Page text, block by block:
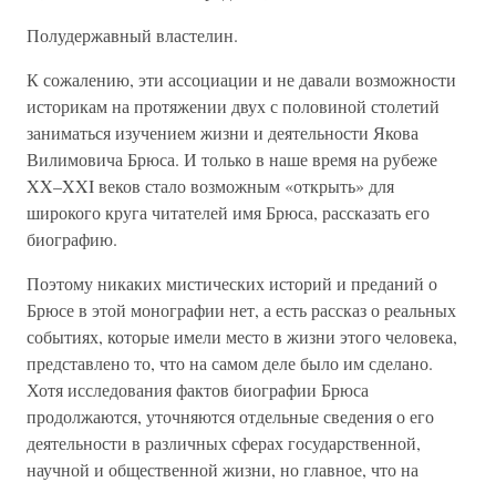
Полудержавный властелин.
К сожалению, эти ассоциации и не давали возможности
историкам на протяжении двух с половиной столетий
заниматься изучением жизни и деятельности Якова
Вилимовича Брюса. И только в наше время на рубеже
XX–XXI веков стало возможным «открыть» для
широкого круга читателей имя Брюса, рассказать его
биографию.
Поэтому никаких мистических историй и преданий о
Брюсе в этой монографии нет, а есть рассказ о реальных
событиях, которые имели место в жизни этого человека,
представлено то, что на самом деле было им сделано.
Хотя исследования фактов биографии Брюса
продолжаются, уточняются отдельные сведения о его
деятельности в различных сферах государственной,
научной и общественной жизни, но главное, что на